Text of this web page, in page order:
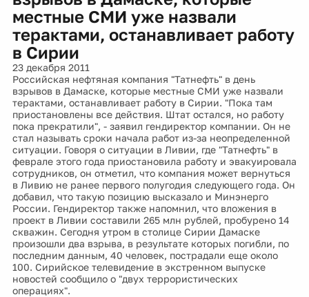
местные СМИ уже назвали
терактами, останавливает работу
в Сирии
23 декабря 2011
Российская нефтяная компания "Татнефть" в день
взрывов в Дамаске, которые местные СМИ уже назвали
терактами, останавливает работу в Сирии. "Пока там
приостановлены все действия. Штат остался, но работу
пока прекратили", - заявил гендиректор компании. Он не
стал называть сроки начала работ из-за неопределенной
ситуации. Говоря о ситуации в Ливии, где "Татнефть" в
феврале этого года приостановила работу и эвакуировала
сотрудников, он отметил, что компания может вернуться
в Ливию не ранее первого полугодия следующего года. Он
добавил, что такую позицию высказало и Минэнерго
России. Гендиректор также напомнил, что вложения в
проект в Ливии составили 265 млн рублей, пробурено 14
скважин. Сегодня утром в столице Сирии Дамаске
произошли два взрыва, в результате которых погибли, по
последним данным, 40 человек, пострадали еще около
100. Сирийское телевидение в экстренном выпуске
новостей сообщило о "двух террористических
операциях".